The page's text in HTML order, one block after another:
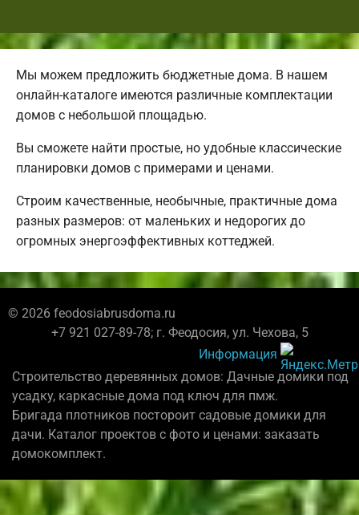
Мы можем предложить бюджетные дома. В нашем
онлайн-каталоге имеются различные комплектации
домов с небольшой площадью.
Вы сможете найти простые, но удобные классические
планировки домов с примерами и ценами.
Строим качественные, необычные, практичные дома
разных размеров: от маленьких и недорогих до
огромных энергоэффективных коттеджей.
© 2026 feodosiabrusdoma.ru
+7 921 027-89-78; г. Феодосия, ул. Чехова, 5
Информация
Строительство деревянных домов: Дачные домики под
усадку, каркасные дома под ключ для пмж.
Бригада плотников постороит садовые домики для
дачи. Каталог проектов с фото и ценами: заказать
домокомплект.